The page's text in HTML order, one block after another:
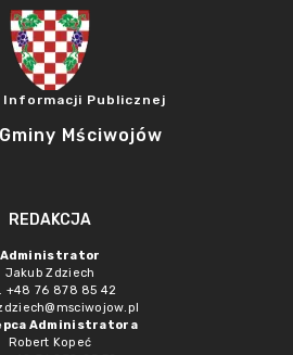
Publicznej
Mściwojów
REDAKCJA
Administrator
Jakub Zdziech
+48 76 878 85 42
Administratora
Robert Kopeć